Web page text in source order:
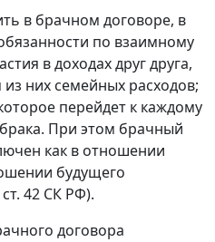
в брачном договоре, в
по взаимному
в доходах друг друга,
них семейных расходов;
перейдет к каждому
При этом брачный
как в отношении
будущего
42 СК РФ).
договора